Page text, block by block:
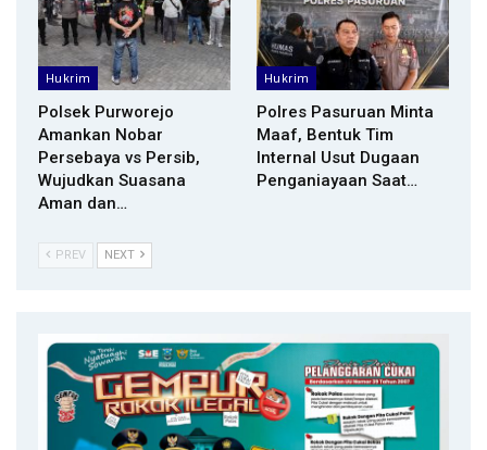
Hukrim
Polsek Purworejo
Amankan Nobar
Persebaya vs Persib,
Wujudkan Suasana
Aman dan…
Hukrim
Polres Pasuruan Minta
Maaf, Bentuk Tim
Internal Usut Dugaan
Penganiayaan Saat…
PREV NEXT